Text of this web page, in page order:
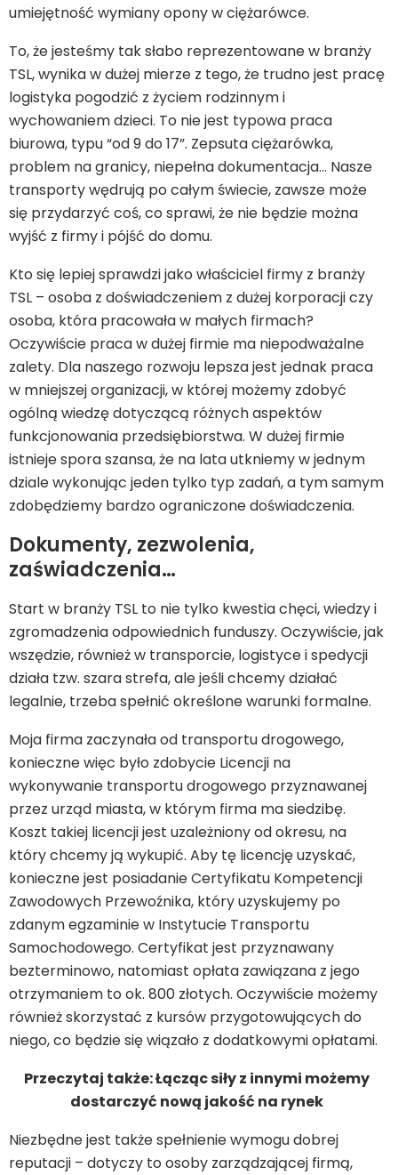
umiejętność wymiany opony w ciężarówce.
To, że jesteśmy tak słabo reprezentowane w branży
TSL, wynika w dużej mierze z tego, że trudno jest pracę
logistyka pogodzić z życiem rodzinnym i
wychowaniem dzieci. To nie jest typowa praca
biurowa, typu “od 9 do 17”. Zepsuta ciężarówka,
problem na granicy, niepełna dokumentacja… Nasze
transporty wędrują po całym świecie, zawsze może
się przydarzyć coś, co sprawi, że nie będzie można
wyjść z firmy i pójść do domu.
Kto się lepiej sprawdzi jako właściciel firmy z branży
TSL – osoba z doświadczeniem z dużej korporacji czy
osoba, która pracowała w małych firmach?
Oczywiście praca w dużej firmie ma niepodważalne
zalety. Dla naszego rozwoju lepsza jest jednak praca
w mniejszej organizacji, w której możemy zdobyć
ogólną wiedzę dotyczącą różnych aspektów
funkcjonowania przedsiębiorstwa. W dużej firmie
istnieje spora szansa, że na lata utkniemy w jednym
dziale wykonując jeden tylko typ zadań, a tym samym
zdobędziemy bardzo ograniczone doświadczenia.
Dokumenty, zezwolenia,
zaświadczenia…
Start w branży TSL to nie tylko kwestia chęci, wiedzy i
zgromadzenia odpowiednich funduszy. Oczywiście, jak
wszędzie, również w transporcie, logistyce i spedycji
działa tzw. szara strefa, ale jeśli chcemy działać
legalnie, trzeba spełnić określone warunki formalne.
Moja firma zaczynała od transportu drogowego,
konieczne więc było zdobycie Licencji na
wykonywanie transportu drogowego przyznawanej
przez urząd miasta, w którym firma ma siedzibę.
Koszt takiej licencji jest uzależniony od okresu, na
który chcemy ją wykupić. Aby tę licencję uzyskać,
konieczne jest posiadanie Certyfikatu Kompetencji
Zawodowych Przewoźnika, który uzyskujemy po
zdanym egzaminie w Instytucie Transportu
Samochodowego. Certyfikat jest przyznawany
bezterminowo, natomiast opłata zawiązana z jego
otrzymaniem to ok. 800 złotych. Oczywiście możemy
również skorzystać z kursów przygotowujących do
niego, co będzie się wiązało z dodatkowymi opłatami.
Przeczytaj także: Łącząc siły z innymi możemy
dostarczyć nową jakość na rynek
Niezbędne jest także spełnienie wymogu dobrej
reputacji – dotyczy to osoby zarządzającej firmą,